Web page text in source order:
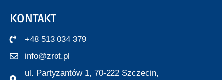
KONTAKT
+48 513 034 379
info@zrot.pl
ul. Partyzantów 1, 70-222 Szczecin,